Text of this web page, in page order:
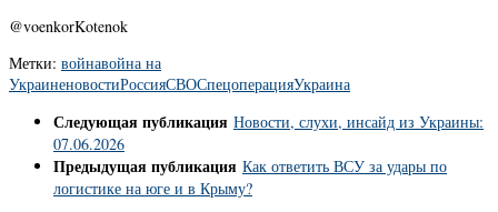
@voenkorKotenok
Метки: войнавойна на
УкраиненовостиРоссияСВОСпецоперацияУкраина
Следующая публикация Новости, слухи, инсайд из Украины:
07.06.2026
Предыдущая публикация Как ответить ВСУ за удары по
логистике на юге и в Крыму?